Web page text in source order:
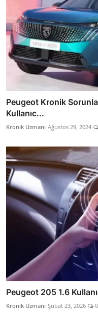
Peugeot Kronik
Kullanıc...
Kronik Uzmanı Ağustos 29, 2024
Peugeot 205 1.6
Kronik Uzmanı Şubat 23, 2026 0